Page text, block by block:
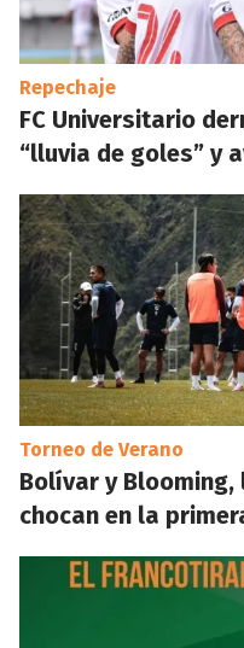
Repechaje
FC Universitario
“lluvia de goles” y
Torneo de Verano
Bolívar y
chocan en la